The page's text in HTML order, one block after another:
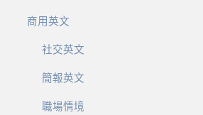
商用英文
社交英文
簡報英文
職場情境